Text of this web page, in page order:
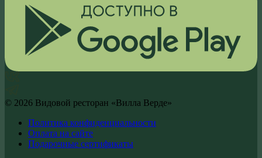
© 2026 Видовой ресторан «Вилла Верде»
Политика конфиденциальности
Оплата на сайте
Подарочные сертификаты